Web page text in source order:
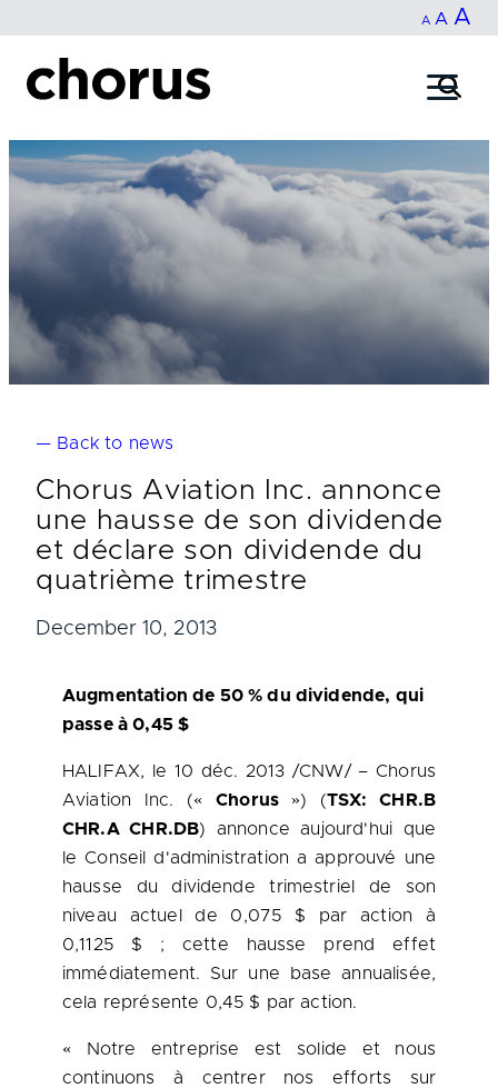
content
A Decrease
size.
A Reset
size.
A
— Back to news
Chorus Aviation Inc. annonce
une hausse de son dividende
et déclare son dividende du
quatrième trimestre
December 10, 2013
Augmentation de 50 % du dividende, qui
passe à 0,45 $
HALIFAX, le 10 déc. 2013 /CNW/ – Chorus
Aviation Inc. («Chorus ») (TSX: CHR.B
CHR.A CHR.DB) annonce aujourd'hui que
le Conseil d'administration a approuvé une
hausse du dividende trimestriel de son
niveau actuel de 0,075 $ par action à
0,1125 $ ; cette hausse prend effet
immédiatement. Sur une base annualisée,
cela représente 0,45 $ par action.
« Notre entreprise est solide et nous
continuons à centrer nos efforts sur